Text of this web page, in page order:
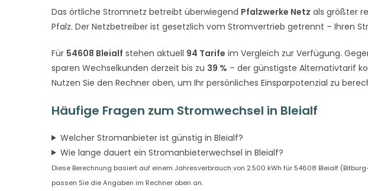
Das örtliche Stromnetz betreibt überwiegend Pfalzwerke Netz als größter
Pfalz. Der Netzbetreiber ist gesetzlich vom Stromvertrieb getrennt – Ihren
Für 54608 Bleialf stehen aktuell 94 Tarife im Vergleich zur Verfügung.
sparen Wechselkunden derzeit bis zu 39 % – der günstigste Alternativtarif
Nutzen Sie den Rechner oben, um Ihr persönliches Einsparpotenzial zu
Häufige Fragen zum Stromwechsel in Bleialf
Welcher Stromanbieter ist günstig in Bleialf?
Wie lange dauert ein Stromanbieterwechsel in Bleialf?
Diese Berechnung basiert auf einem Jahresverbrauch von 2.500 kWh für 54608 Bleialf
passen Sie die Angaben im Rechner oben an.